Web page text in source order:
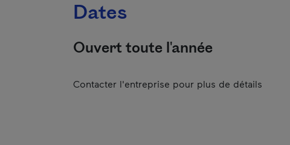
Dates
Ouvert toute l'année
Contacter l'entreprise pour plus de détails